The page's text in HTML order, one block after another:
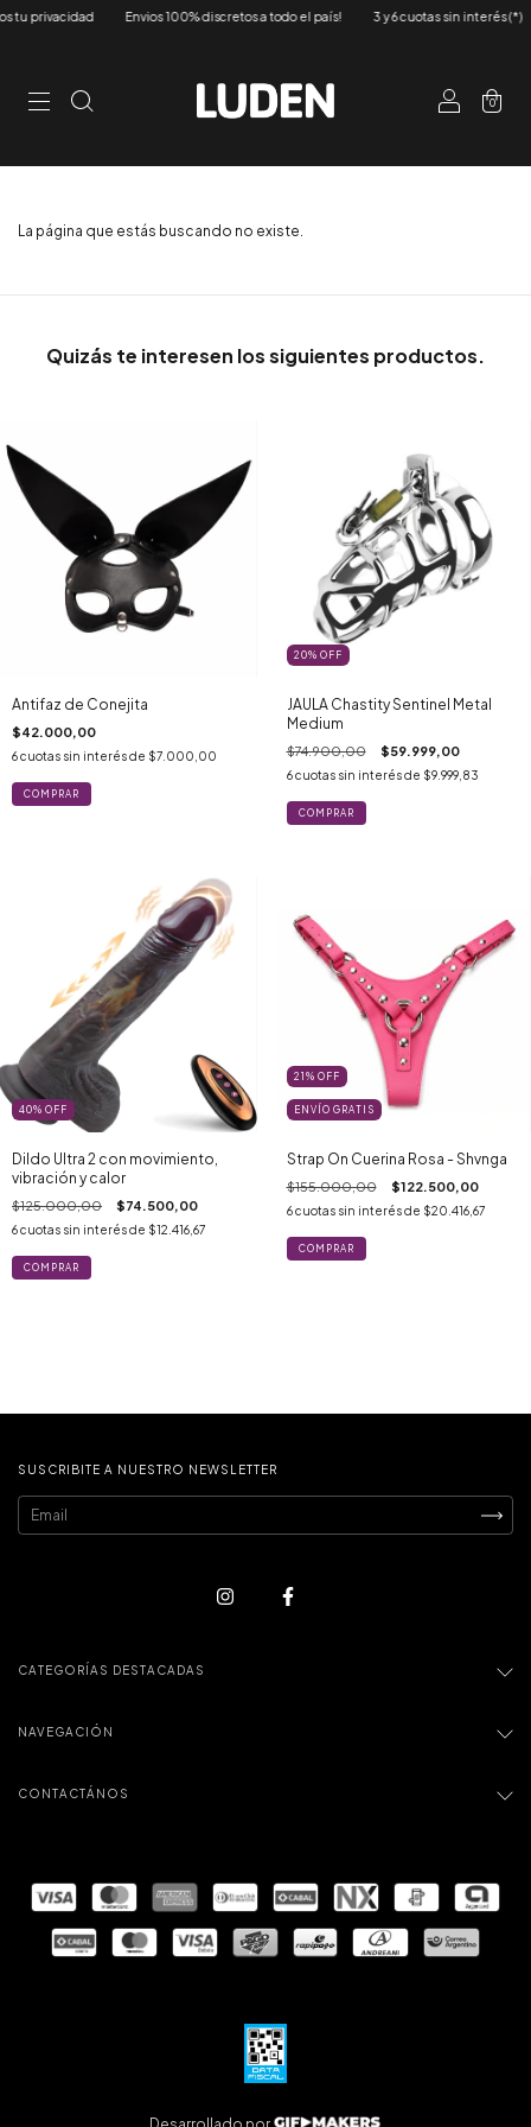
tu privacidad Envios 100% discretos a todo el país! 3 y 6 cuotas sin interés (*)
0
La página que estás buscando no existe.
Quizás te interesen los siguientes productos.
Antifaz de Conejita
$42.000,00
6cuotas sin interés de $7.000,00
20% OFF
JAULA Chastity Sentinel Metal
Medium
$74.900,00 $59.999,00
6 cuotas sin interés de $9.999,83
40% OFF
Dildo Ultra 2 con movimiento,
vibración y calor
$125.000,00 $74.500,00
6cuotas sin interés de $12.416,67
21 % OFF
ENVÍO GRATIS
Strap On Cuerina Rosa - Shvnga
$155.000,00 $122.500,00
6 cuotas sin interés de $20.416,67
SUSCRIBITE A NUESTRO NEWSLETTER
CATEGORÍAS DESTACADAS
NAVEGACIÓN
CONTACTÁNOS